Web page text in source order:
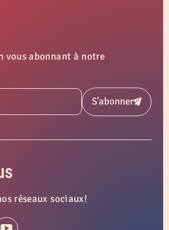
vous abonnant à notre
S'abonnerSoumettre
réseaux sociaux!